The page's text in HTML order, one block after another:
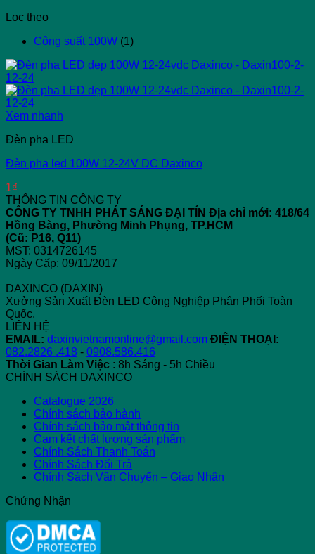
Lọc theo
Công suất 100W (1)
Xem nhanh
Đèn pha LED
Đèn pha led 100W 12-24V DC Daxinco
1₫
THÔNG TIN CÔNG TY
CÔNG TY TNHH PHÁT SÁNG ĐẠI TÍN Địa chỉ mới: 418/64
Hồng Bàng, Phường Minh Phụng, TP.HCM
(Cũ: P16, Q11)
MST: 0314726145
Ngày Cấp: 09/11/2017
DAXINCO (DAXIN)
Xưởng Sản Xuất Đèn LED Công Nghiệp Phân Phối Toàn
Quốc.
LIÊN HỆ
EMAIL: daxinvietnamonline@gmail.com ĐIỆN THOẠI:
082.2826 .418 - 0908.586.416
Thời Gian Làm Việc : 8h Sáng - 5h Chiều
CHÍNH SÁCH DAXINCO
Catalogue 2026
Chính sách bảo hành
Chính sách bảo mật thông tin
Cam kết chất lượng sản phẩm
Chính Sách Thanh Toán
Chính Sách Đổi Trả
Chính Sách Vận Chuyển – Giao Nhận
Chứng Nhận